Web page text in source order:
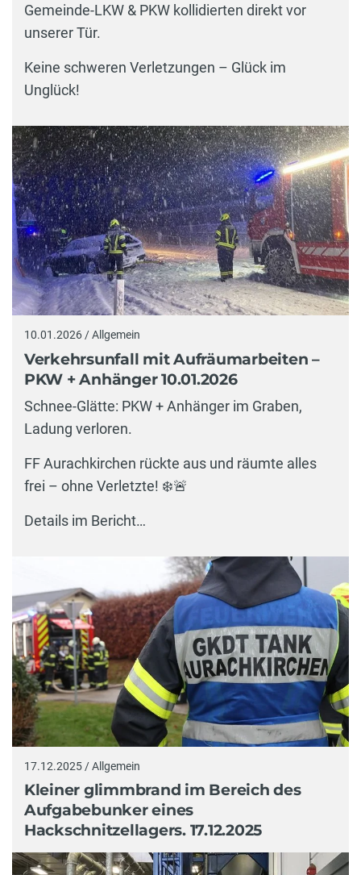
Gemeinde-LKW & PKW kollidierten direkt vor
unserer Tür.
Keine schweren Verletzungen – Glück im
Unglück!
10.01.2026 / Allgemein
Verkehrsunfall mit Aufräumarbeiten –
PKW + Anhänger 10.01.2026
Schnee-Glätte: PKW + Anhänger im Graben,
Ladung verloren.
FF Aurachkirchen rückte aus und räumte alles
frei – ohne Verletzte! ❄️🚨
Details im Bericht…
17.12.2025 / Allgemein
Kleiner glimmbrand im Bereich des
Aufgabebunker eines
Hackschnitzellagers. 17.12.2025